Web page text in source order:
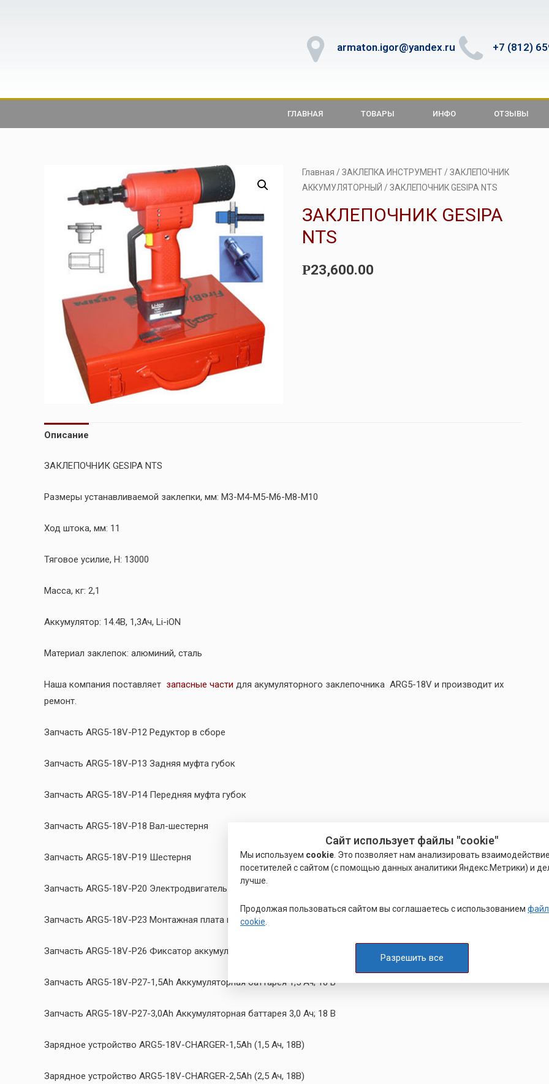
armaton.igor@yandex.ru +7 (812)
ГЛАВНАЯ ТОВАРЫ ИНФО ОТЗЫВЫ
Главная / ЗАКЛЕПКА ИНСТРУМЕНТ/ ЗАКЛЕПОЧНИК
АККУМУЛЯТОРНЫЙ / ЗАКЛЕПОЧНИК GESIPA NTS
ЗАКЛЕПОЧНИК GESIPA
NTS
Р23,600.00
Описание
ЗАКЛЕПОЧНИК GESIPA NTS
Размеры устанавливаемой заклепки, мм: М3-М4-М5-М6-М8-М10
Ход штока, мм: 11
Тяговое усилие, Н: 13000
Масса, кг: 2,1
Аккумулятор: 14.4В, 1,3Ач, Li-iON
Материал заклепок: алюминий, сталь
Наша компания поставляет запасные части для акумуляторного заклепочника ARG5-18V и производит их
ремонт.
Запчасть ARG5-18V-P12 Редуктор в сборе
Запчасть ARG5-18V-P13 Задняя муфта губок
Запчасть ARG5-18V-P14 Передняя муфта губок
Запчасть ARG5-18V-P18 Вал-шестерня
Запчасть ARG5-18V-P19 Шестерня
Запчасть ARG5-18V-P20 Электродвигатель в сборе
Запчасть ARG5-18V-P23 Монтажная плата в сборе
Запчасть ARG5-18V-P26 Фиксатор аккумулятора
Запчасть ARG5-18V-P27-1,5Ah Аккумуляторная баттарея 1,5 Ач; 18 В
Запчасть ARG5-18V-P27-3,0Ah Аккумуляторная баттарея 3,0 Ач; 18 В
Зарядное устройство ARG5-18V-CHARGER-1,5Ah (1,5 Ач, 18В)
Зарядное устройство ARG5-18V-CHARGER-2,5Ah (2,5 Ач, 18В)
Сайт использует файлы "cookie"
Мы используем cookie . Это позволяет нам анализировать взаимодействие
посетителей с сайтом (с помощью данных аналитики Яндекс.Метрики) и
лучше.
Продолжая пользоваться сайтом вы соглашаетесь с использованием
cookie
Разрешить все